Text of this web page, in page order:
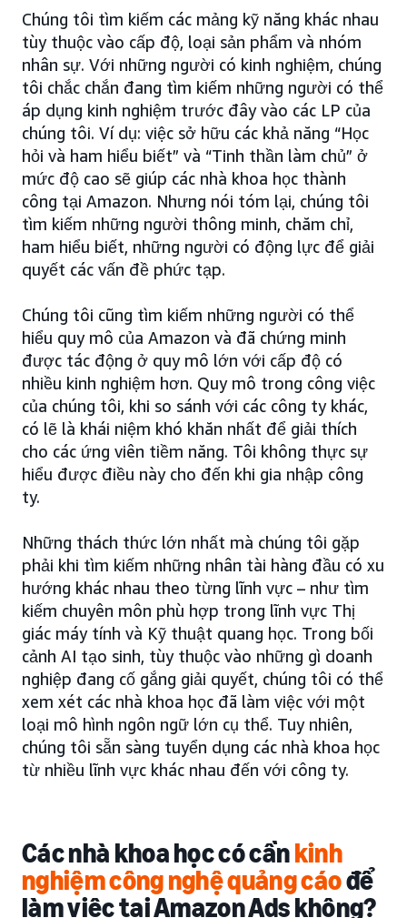
Chúng tôi tìm kiếm các mảng kỹ năng khác nhau
tùy thuộc vào cấp độ, loại sản phẩm và nhóm
nhân sự. Với những người có kinh nghiệm, chúng
tôi chắc chắn đang tìm kiếm những người có thể
áp dụng kinh nghiệm trước đây vào các LP của
chúng tôi. Ví dụ: việc sở hữu các khả năng “Học
hỏi và ham hiểu biết” và “Tinh thần làm chủ” ở
mức độ cao sẽ giúp các nhà khoa học thành
công tại Amazon. Nhưng nói tóm lại, chúng tôi
tìm kiếm những người thông minh, chăm chỉ,
ham hiểu biết, những người có động lực để giải
quyết các vấn đề phức tạp.
Chúng tôi cũng tìm kiếm những người có thể
hiểu quy mô của Amazon và đã chứng minh
được tác động ở quy mô lớn với cấp độ có
nhiều kinh nghiệm hơn. Quy mô trong công việc
của chúng tôi, khi so sánh với các công ty khác,
có lẽ là khái niệm khó khăn nhất để giải thích
cho các ứng viên tiềm năng. Tôi không thực sự
hiểu được điều này cho đến khi gia nhập công
ty.
Những thách thức lớn nhất mà chúng tôi gặp
phải khi tìm kiếm những nhân tài hàng đầu có xu
hướng khác nhau theo từng lĩnh vực – như tìm
kiếm chuyên môn phù hợp trong lĩnh vực Thị
giác máy tính và Kỹ thuật quang học. Trong bối
cảnh AI tạo sinh, tùy thuộc vào những gì doanh
nghiệp đang cố gắng giải quyết, chúng tôi có thể
xem xét các nhà khoa học đã làm việc với một
loại mô hình ngôn ngữ lớn cụ thể. Tuy nhiên,
chúng tôi sẵn sàng tuyển dụng các nhà khoa học
từ nhiều lĩnh vực khác nhau đến với công ty.
Các nhà khoa học có cầnkinh
nghiệm công nghệ quảng cáođể
làm việc tại Amazon Ads không?